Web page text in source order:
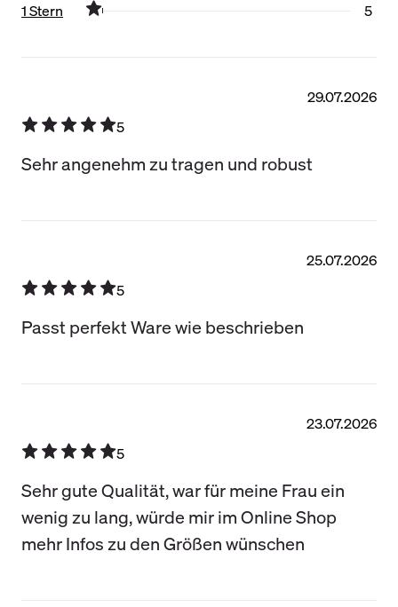
1 Stern
5
29.07.2026
5
Sehr angenehm zu tragen und robust
25.07.2026
5
Passt perfekt Ware wie beschrieben
23.07.2026
5
Sehr gute Qualität, war für meine Frau ein
wenig zu lang, würde mir im Online Shop
mehr Infos zu den Größen wünschen